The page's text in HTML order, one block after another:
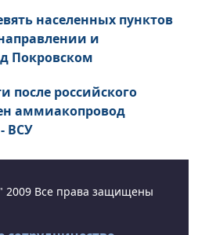
населенных пунктов
и
Покровском
после российского
аммиакопровод
ВСУ
2009 Все права защищены